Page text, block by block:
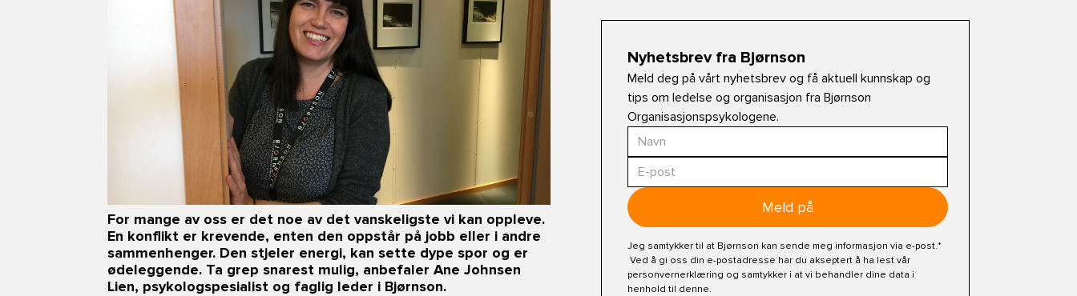
For mange av oss er det noe av det vanskeligste vi kan oppleve.
En konflikt er krevende, enten den oppstår på jobb eller i andre
sammenhenger. Den stjeler energi, kan sette dype spor og er
ødeleggende. Ta grep snarest mulig, anbefaler Ane Johnsen
Lien, psykologspesialist og faglig leder i Bjørnson.
Nyhetsbrev fra Bjørnson
Meld deg på vårt nyhetsbrev og få aktuell kunnskap og
tips om ledelse og organisasjon fra Bjørnson
Organisasjonspsykologene.
Jeg samtykker til at Bjørnson kan sende meg informasjon via e-post.*
Ved å gi oss din e-postadresse har du akseptert å ha lest vår
personvernerklæring og samtykker i at vi behandler dine data i
henhold til denne.